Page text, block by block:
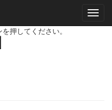
押してください。